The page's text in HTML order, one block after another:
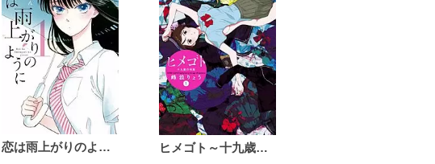
恋は雨上がりのように ヒメゴト～十九歳の制服～